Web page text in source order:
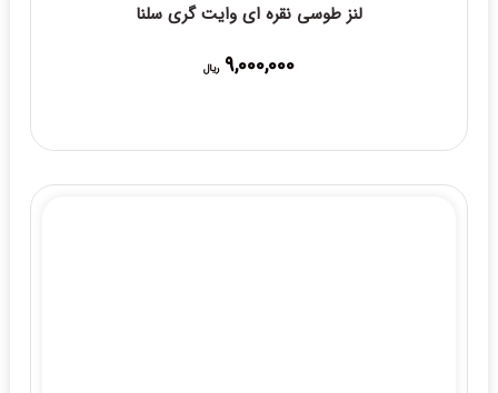
لنز طوسی نقره ای وایت گری سلنا
9,000,000 ریال